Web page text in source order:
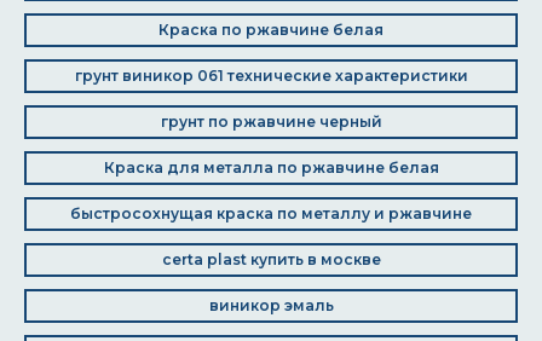
Краска по ржавчине белая
грунт виникор 061 технические характеристики
грунт по ржавчине черный
Краска для металла по ржавчине белая
быстросохнущая краска по металлу и ржавчине
certa plast купить в москве
виникор эмаль